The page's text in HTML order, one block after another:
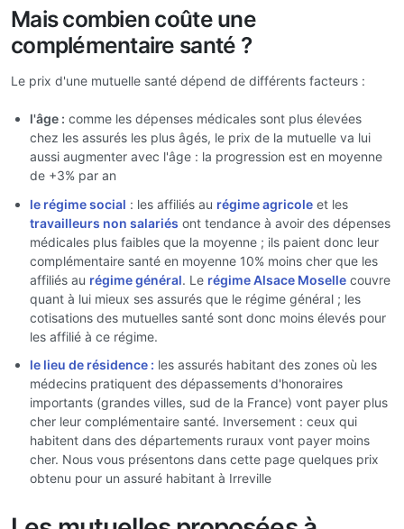
Mais combien coûte une
complémentaire santé ?
Le prix d'une mutuelle santé dépend de différents facteurs :
l'âge : comme les dépenses médicales sont plus élevées
chez les assurés les plus âgés, le prix de la mutuelle va lui
aussi augmenter avec l'âge : la progression est en moyenne
de +3% par an
le régime social : les affiliés au régime agricole et les
travailleurs non salariés ont tendance à avoir des dépenses
médicales plus faibles que la moyenne ; ils paient donc leur
complémentaire santé en moyenne 10% moins cher que les
affiliés au régime général. Le régime Alsace Moselle couvre
quant à lui mieux ses assurés que le régime général ; les
cotisations des mutuelles santé sont donc moins élevés pour
les affilié à ce régime.
le lieu de résidence : les assurés habitant des zones où les
médecins pratiquent des dépassements d'honoraires
importants (grandes villes, sud de la France) vont payer plus
cher leur complémentaire santé. Inversement : ceux qui
habitent dans des départements ruraux vont payer moins
cher. Nous vous présentons dans cette page quelques prix
obtenu pour un assuré habitant à Irreville